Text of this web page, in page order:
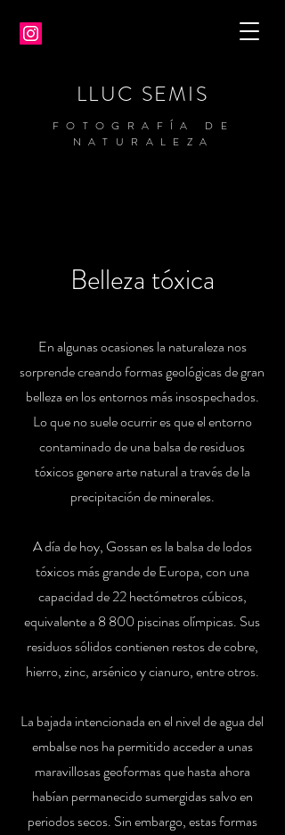
LLUC SEMIS
FOTOGRAFÍA DE
NATURALEZA
Belleza tóxica
En algunas ocasiones la naturaleza nos
sorprende creando formas geológicas de gran
belleza en los entornos más insospechados.
Lo que no suele ocurrir es que el entorno
contaminado de una balsa de residuos
tóxicos genere arte natural a través de la
precipitación de minerales.
A día de hoy, Gossan es la balsa de lodos
tóxicos más grande de Europa, con una
capacidad de 22 hectómetros cúbicos,
equivalente a 8 800 piscinas olímpicas. Sus
residuos sólidos contienen restos de cobre,
hierro, zinc, arsénico y cianuro, entre otros.
La bajada intencionada en el nivel de agua del
embalse nos ha permitido acceder a unas
maravillosas geoformas que hasta ahora
habían permanecido sumergidas salvo en
periodos secos. Sin embargo, estas formas